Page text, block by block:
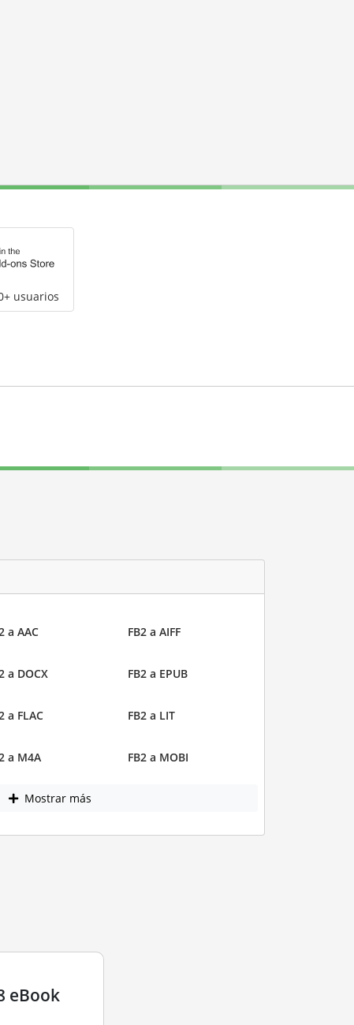
usuarios
a AAC FB2 a AIFF
a DOCX FB2 a EPUB
a FLAC FB2 a LIT
a M4A FB2 a MOBI
Mostrar más
eBook